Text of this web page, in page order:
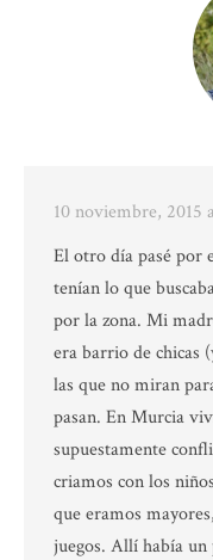
10 noviembre, 2015
El otro día pasé por
tenían lo que
por la zona. Mi
era barrio de chicas
las que no miran
pasan. En Murcia
supuestamente
criamos con los
que eramos
juegos. Allí había